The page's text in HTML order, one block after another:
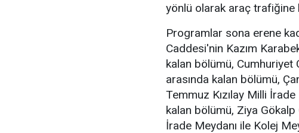
yönlü olarak araç trafiğine
Programlar sona erene
Caddesi'nin Kazım
kalan bölümü, Cumhuriyet
arasında kalan bölümü,
Temmuz Kızılay Milli
kalan bölümü, Ziya
İrade Meydanı ile Kolej